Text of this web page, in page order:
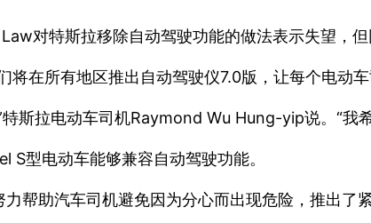
对特斯拉移除自动驾驶功能的做法表示失望，但
在所有地区推出自动驾驶仪7.0版，让每个电动车
斯拉电动车司机Raymond Wu Hung-yip说。“我
型电动车能够兼容自动驾驶功能。
帮助汽车司机避免因为分心而出现危险，推出了